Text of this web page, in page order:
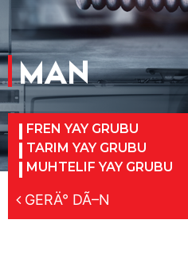
MAN
FREN YAY GRUBU
TARIM YAY GRUBU
MUHTELIF YAY GRUBU
GERÄ° DÃ–N